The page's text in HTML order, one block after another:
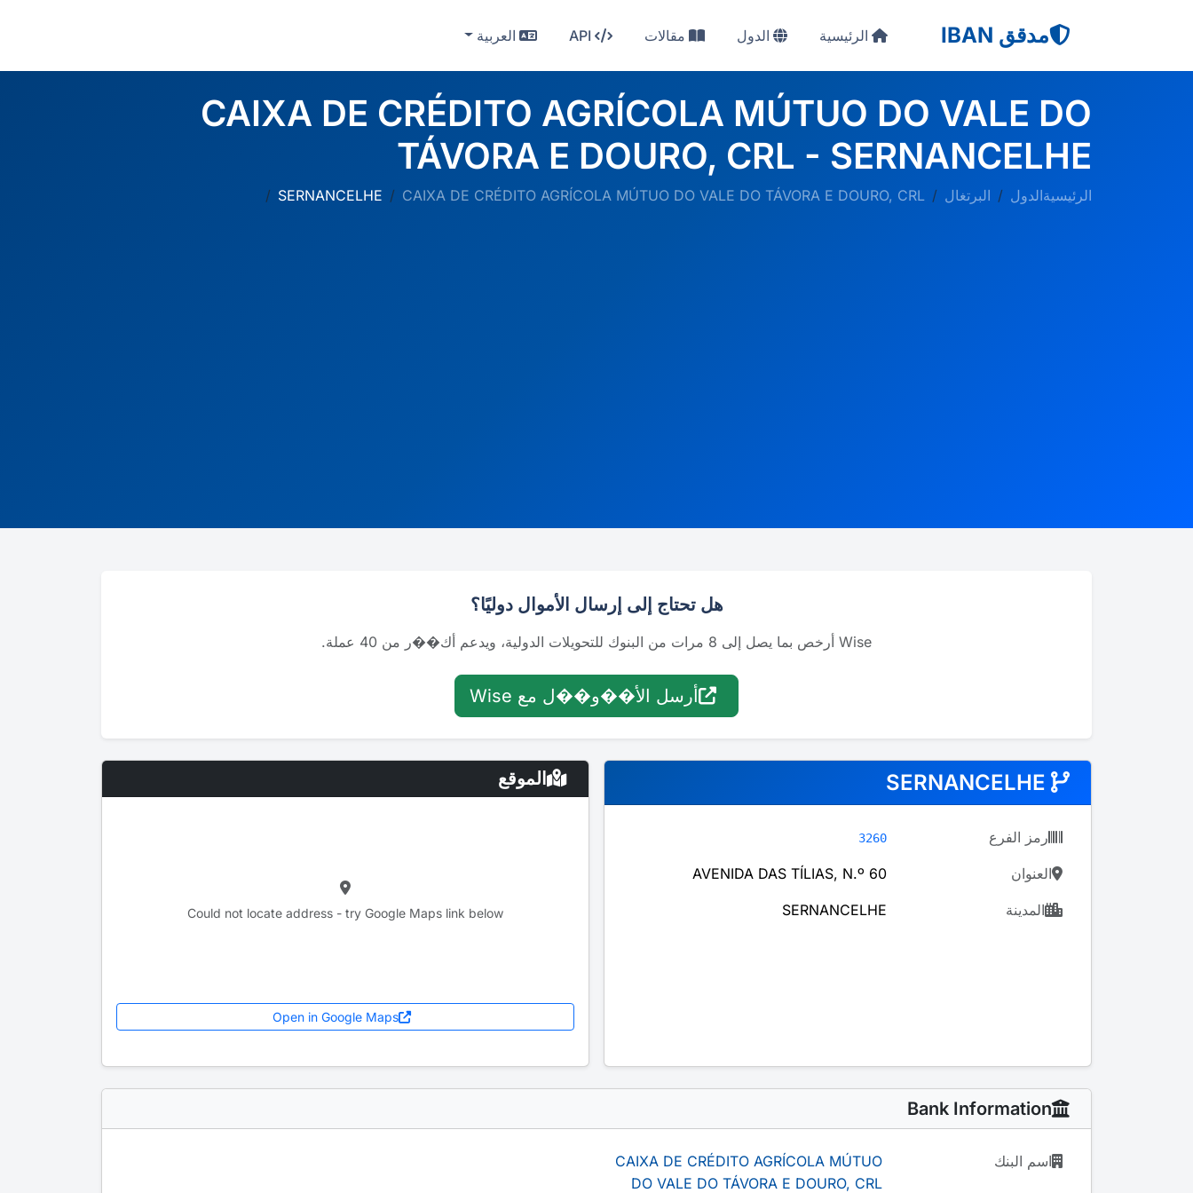
مدقق IBAN الرئيسية الدول مقالات العربية
CAIXA DE CRÉDITO AGRÍCOLA MÚTUO DO VALE DO
TÁVORA E DOURO, CRL - SERNANCELHE
الرئيسيةالدول البرتغال CAIXA DE CRÉDITO AGRÍCOLA MÚTUO DO VALE DO TÁVORA E DOURO, CRL
SERNANCELHE
هل تحتاج إلى إرسال الأموال دوليًا؟
Wise أرخص بما يصل إلى 8 مرات من البنوك للتحويلات الدولية، ويدعم أك��ر من 40 عملة.
أرسل الأ��و��ل مع Wise
رمز الفرع 3260
العنوان AVENIDA DAS TÍLIAS, N.º 60
المدينة SERNANCELHE
الموقع
Could not locate address - try Google Maps link below
Open in Google Maps
Bank Information
اسم البنك
CAIXA DE CRÉDITO AGRÍCOLA MÚTUO
DO VALE DO TÁVORA E DOURO, CRL